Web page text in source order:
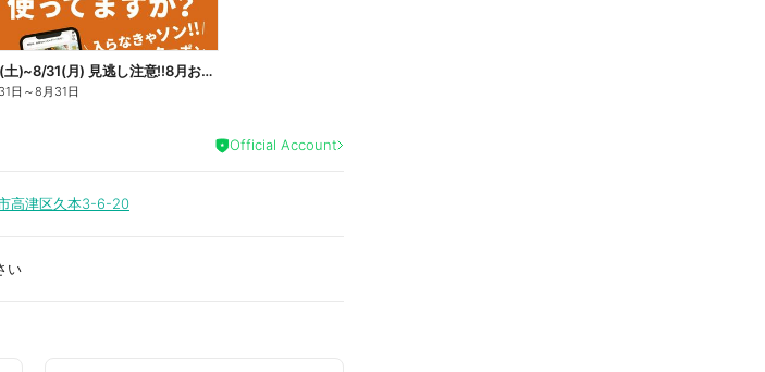
8/1(土)~8/31(月) 見逃し注意!!8月お買得Day/イトーヨーカドーアプリ使ってますか?
日 ～8月31日
Official Account
高津区久本3-6-20
い